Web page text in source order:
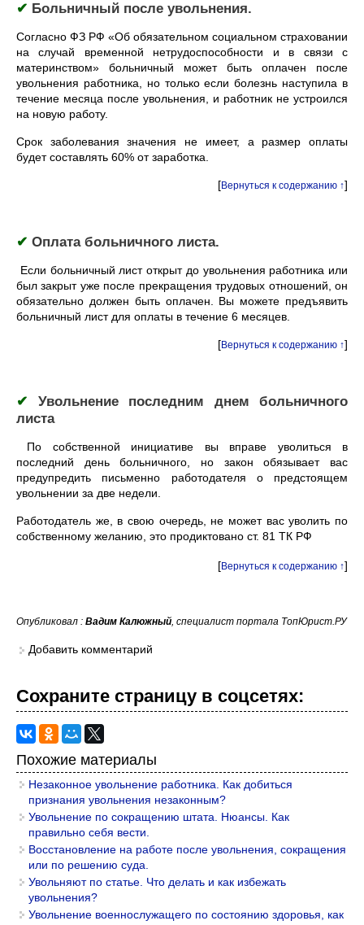
✔ Больничный после увольнения.
Согласно ФЗ РФ «Об обязательном социальном страховании
на случай временной нетрудоспособности и в связи с
материнством» больничный может быть оплачен после
увольнения работника, но только если болезнь наступила в
течение месяца после увольнения, и работник не устроился
на новую работу.
Срок заболевания значения не имеет, а размер оплаты
будет составлять 60% от заработка.
[Вернуться к содержанию ↑]
✔ Оплата больничного листа.
Если больничный лист открыт до увольнения работника или
был закрыт уже после прекращения трудовых отношений, он
обязательно должен быть оплачен. Вы можете предъявить
больничный лист для оплаты в течение 6 месяцев.
[Вернуться к содержанию ↑]
✔ Увольнение последним днем больничного
листа
По собственной инициативе вы вправе уволиться в
последний день больничного, но закон обязывает вас
предупредить письменно работодателя о предстоящем
увольнении за две недели.
Работодатель же, в свою очередь, не может вас уволить по
собственному желанию, это продиктовано ст. 81 ТК РФ
[Вернуться к содержанию ↑]
Опубликовал : Вадим Калюжный, специалист портала ТопЮрист.РУ
Добавить комментарий
Сохраните страницу в cоцcетях:
Похожие материалы
Незаконное увольнение работника. Как добиться
признания увольнения незаконным?
Увольнение по сокращению штата. Нюансы. Как
правильно себя вести.
Восстановление на работе после увольнения, сокращения
или по решению суда.
Увольняют по статье. Что делать и как избежать
увольнения?
Увольнение военнослужащего по состоянию здоровья, как